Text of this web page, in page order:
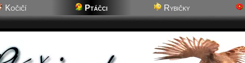
Kočičí Ptáčci Rybičky